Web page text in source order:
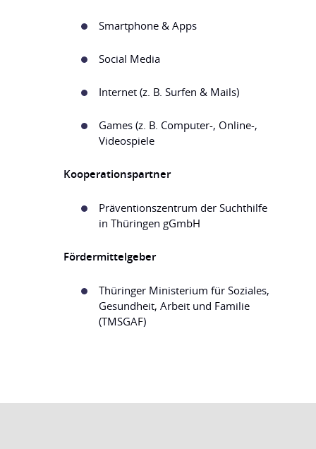
Smartphone & Apps
Social Media
Internet (z. B. Surfen & Mails)
Games (z. B. Computer-, Online-,
Videospiele
Kooperationspartner
Präventionszentrum der Suchthilfe
in Thüringen gGmbH
Fördermittelgeber
Thüringer Ministerium für Soziales,
Gesundheit, Arbeit und Familie
(TMSGAF)